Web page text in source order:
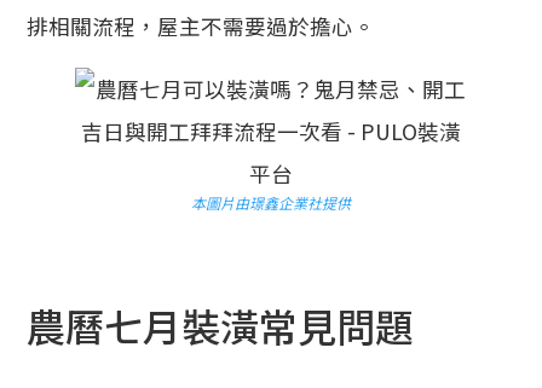
排相關流程，屋主不需要過於擔心。
本圖片由璟鑫企業社提供
農曆七月裝潢常見問題